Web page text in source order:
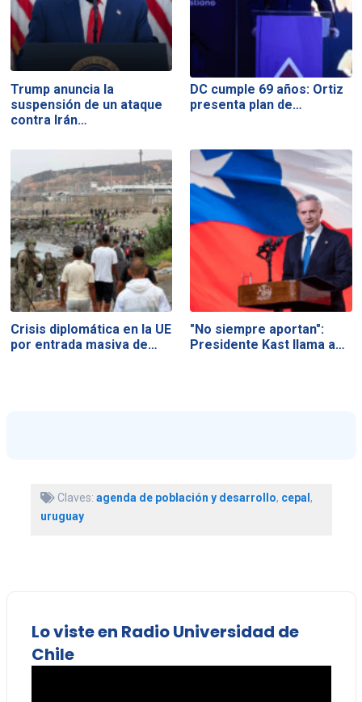
Trump anuncia la
suspensión de un ataque
contra Irán…
DC cumple 69 años: Ortiz
presenta plan de…
Crisis diplomática en la UE
por entrada masiva de…
"No siempre aportan":
Presidente Kast llama a…
Claves: agenda de población y desarrollo, cepal,
uruguay
Lo viste en Radio Universidad de
Chile